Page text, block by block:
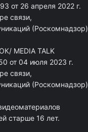
от 26 апреля 2022 г.
связи,
(Роскомнадзор)
MEDIA TALK
от 04 июля 2023 г.
связи,
(Роскомнадзор)
старше 16 лет.